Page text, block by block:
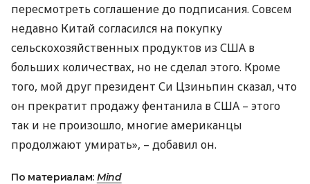
пересмотреть соглашение до подписания. Совсем
недавно Китай согласился на покупку
сельскохозяйственных продуктов из США в
больших количествах, но не сделал этого. Кроме
того, мой друг президент Си Цзиньпин сказал, что
он прекратит продажу фентанила вСША – этого
так и не произошло, многие американцы
продолжают умирать», – добавил он.
По материалам: Mind